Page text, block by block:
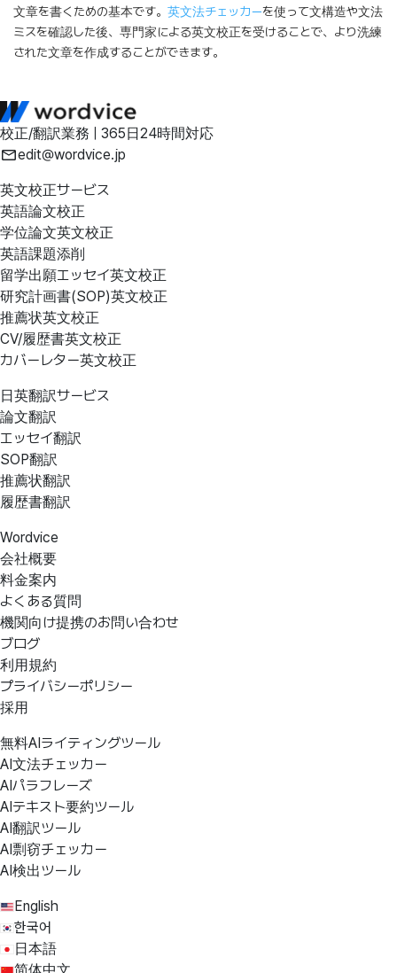
文章を書くための基本です。 英文法チェッカーを使って文構造や文法
ミスを確認した後、専門家による英文校正を受けることで、より洗練
された文章を作成することができます。
校正/翻訳業務 | 365日24時間対応
edit@wordvice.jp
英文校正サービス
英語論文校正
学位論文英文校正
英語課題添削
留学出願エッセイ英文校正
研究計画書(SOP)英文校正
推薦状英文校正
CV/履歴書英文校正
カバーレター英文校正
日英翻訳サービス
論文翻訳
エッセイ翻訳
SOP翻訳
推薦状翻訳
履歴書翻訳
Wordvice
会社概要
料金案内
よくある質問
機関向け提携のお問い合わせ
ブログ
利用規約
プライバシーポリシー
採用
無料AIライティングツール
AI文法チェッカー
AIパラフレーズ
AIテキスト要約ツール
AI翻訳ツール
AI剽窃チェッカー
AI検出ツール
English
한국어
日本語
简体中文